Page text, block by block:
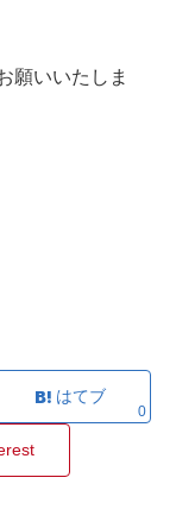
願いいたしま
はてブ
0